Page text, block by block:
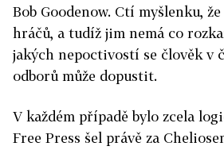
Bob Goodenow. Ctí myšlenku,
hráčů, a tudíž jim nemá co
jakých nepoctivostí se člověk v
odborů může dopustit.
V každém případě bylo zcela
Free Press šel právě za